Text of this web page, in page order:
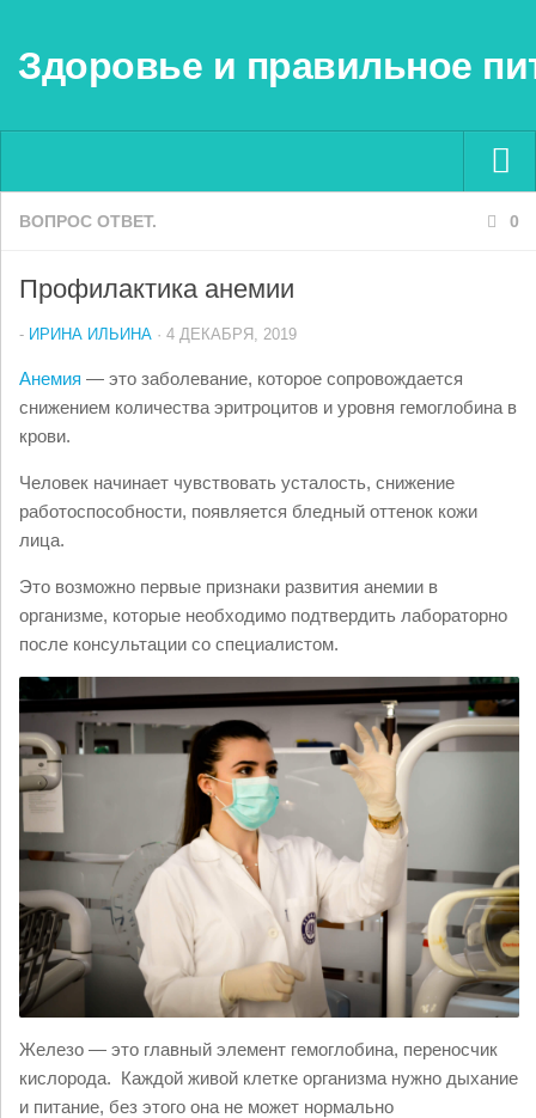
Здоровье и правильное
Menu ▼
ВОПРОС ОТВЕТ. 0
Профилактика анемии
- ИРИНА ИЛЬИНА · 4 ДЕКАБРЯ, 2019
Анемия — это заболевание, которое сопровождается
снижением количества эритроцитов и уровня гемоглобина в
крови.
Человек начинает чувствовать усталость, снижение
работоспособности, появляется бледный оттенок кожи
лица.
Это возможно первые признаки развития анемии в
организме, которые необходимо подтвердить лабораторно
после консультации со специалистом.
Железо — это главный элемент гемоглобина, переносчик
кислорода. Каждой живой клетке организма нужно дыхание
и питание, без этого она не может нормально